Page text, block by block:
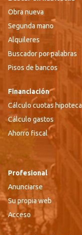
Obra nueva
Segunda mano
Alquileres
Buscador por palabras
Pisos de bancos
Financiación
Cálculo cuotas hipoteca
Cálculo gastos
Ahorro fiscal
Profesional
Anunciarse
Su propia web
Acceso